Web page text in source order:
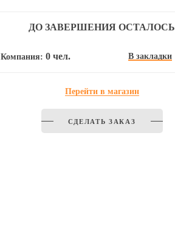
ДО ЗАВЕРШЕНИЯ ОСТАЛОСЬ
Компания: 0 чел. В закладки
Перейти в магазин
СДЕЛАТЬ ЗАКАЗ